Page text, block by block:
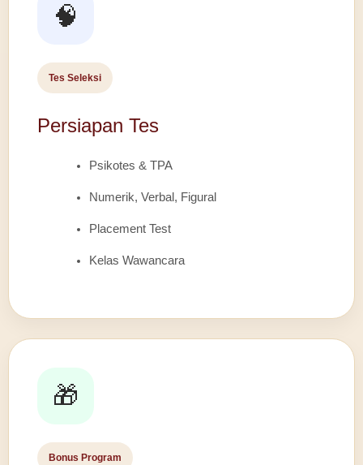
🧠
Tes Seleksi
Persiapan Tes
Psikotes & TPA
Numerik, Verbal, Figural
Placement Test
Kelas Wawancara
🎁
Bonus Program